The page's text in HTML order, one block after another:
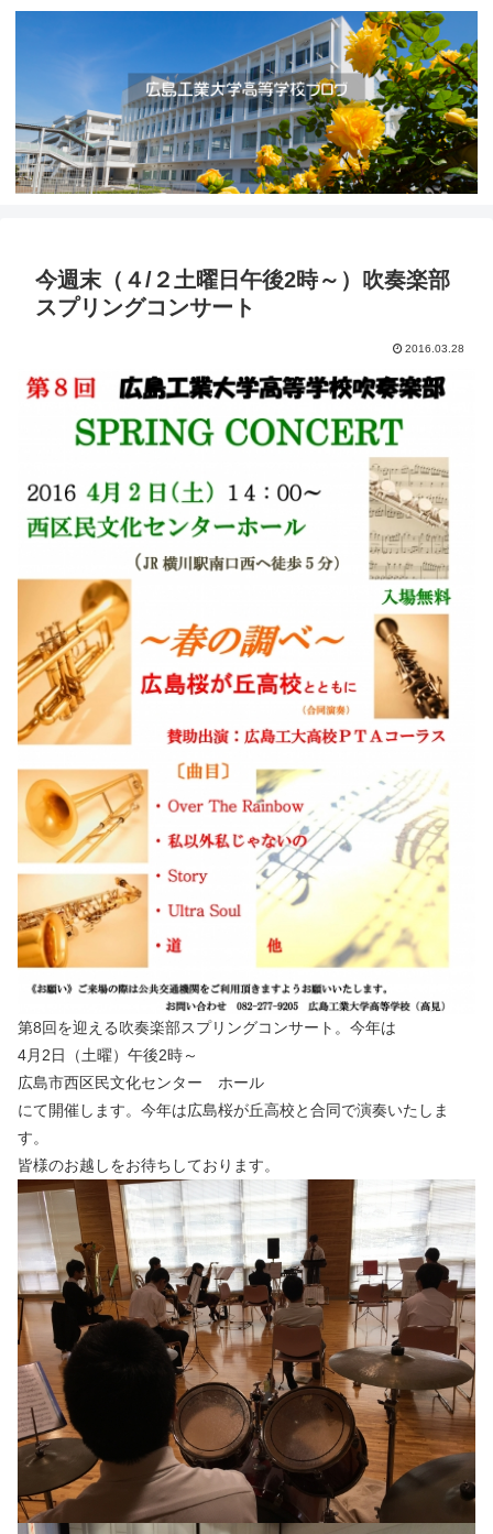
今週末（４/２土曜日午後2時～）吹奏楽部
スプリングコンサート
2016.03.28
第8回を迎える吹奏楽部スプリングコンサート。今年は
4月2日（土曜）午後2時～
広島市西区民文化センター ホール
にて開催します。今年は広島桜が丘高校と合同で演奏いたしま
す。
皆様のお越しをお待ちしております。